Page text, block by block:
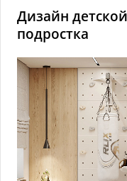
Дизайн
подростка